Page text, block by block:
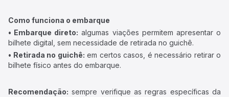
Como funciona o embarque
• Embarque direto: algumas viações permitem apresentar o
bilhete digital, sem necessidade de retirada no guichê.
• Retirada no guichê: em certos casos, é necessário retirar o
bilhete físico antes do embarque.
Recomendação: sempre verifique as regras específicas da